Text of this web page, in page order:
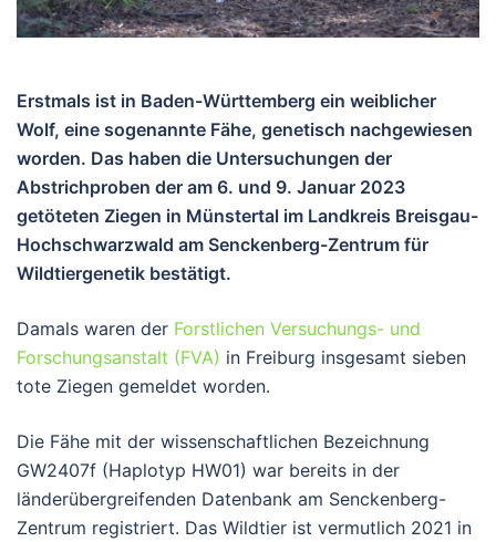
Erstmals ist in Baden-Württemberg ein weiblicher
Wolf, eine sogenannte Fähe, genetisch nachgewiesen
worden. Das haben die Untersuchungen der
Abstrichproben der am 6. und 9. Januar 2023
getöteten Ziegen in Münstertal im Landkreis Breisgau-
Hochschwarzwald am Senckenberg-Zentrum für
Wildtiergenetik bestätigt.
Damals waren der Forstlichen Versuchungs- und
Forschungsanstalt (FVA) in Freiburg insgesamt sieben
tote Ziegen gemeldet worden.
Die Fähe mit der wissenschaftlichen Bezeichnung
GW2407f (Haplotyp HW01) war bereits in der
länderübergreifenden Datenbank am Senckenberg-
Zentrum registriert. Das Wildtier ist vermutlich 2021 in